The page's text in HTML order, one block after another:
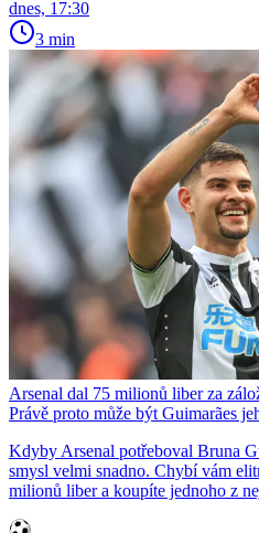
dnes, 17:30
3 min
Arsenal dal 75 milionů liber za
Právě proto může být Guimarães
Kdyby Arsenal potřeboval Bruna
smysl velmi snadno. Chybí vám
milionů liber a koupíte jednoho z